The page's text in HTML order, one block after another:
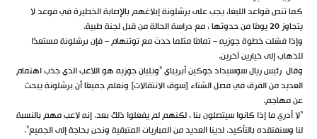
كما تنص قواعد الليغا، يجب على برشلونة إبلاغهم بالإصابة الخطيرة في موعد لا
يتجاوز 20 يومًا من حدوثها ، مع دراسة الحالة من قبل لجنة طبية.
وإذا فشلت خطوة جوزيه – تمامًا مثلما حدث مع توتنهام – فإن برشلونة مستعدًا
للذهاب إلى خيارين آخرين.
وقال رئيس ريال سوسيداد جوكين أبريباي “ويليان جوزيه هو اللاعب الذي جذب اهتمام
العديد من الفرق في فصل الشتاء [سوق الانتقالات] ونعلم جميعًا أن برشلونة يبحث
عن مهاجم.
“لا أدري ما إذا كانوا سيتصلون بنا ، لكنهم لم يفعلوا ذلك بعد. إنه لاعب مهم بالنسبة
لنا وسنفتقده بالتأكيد. لدينا العديد من المباريات المتبقية ونحن بحاجة إلى الجميع”.